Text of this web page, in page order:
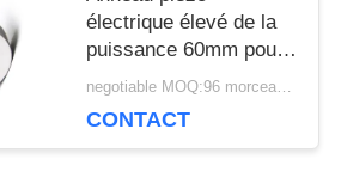
électrique élevé de la
puissance 60mm pour
la foreuse de soudure negotiable MOQ:96 morceaux/morceaux
CONTACT